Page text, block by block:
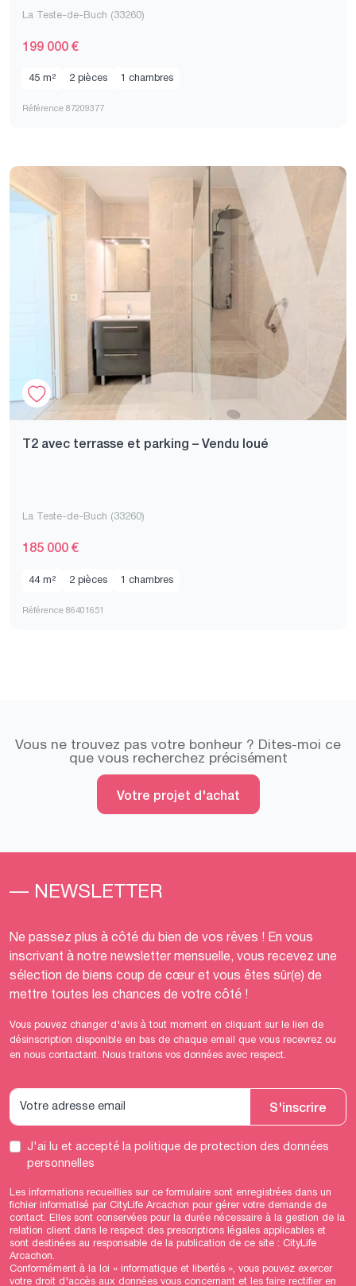
La Teste-de-Buch (33260)
199 000 €
45 m² 2 pièces 1 chambres
Référence 87209377
T2 avec terrasse et parking – Vendu loué
La Teste-de-Buch (33260)
185 000 €
44 m² 2 pièces 1 chambres
Référence 86401651
Vous ne trouvez pas votre bonheur ? Dites-moi ce
que vous recherchez précisément
Votre projet d'achat
— NEWSLETTER
Ne passez plus à côté du bien de vos rêves ! En vous
inscrivant à notre newsletter mensuelle, vous recevez une
sélection de biens coup de cœur et vous êtes sûr(e) de
mettre toutes les chances de votre côté !
Vous pouvez changer d'avis à tout moment en cliquant sur le lien de
désinscription disponible en bas de chaque email que vous recevrez ou
en nous contactant. Nous traitons vos données avec respect.
S'inscrire
J'ai lu et acceptéla politique de protection des données
personnelles
Les informations recueillies sur ce formulaire sont enregistrées dans un
fichier informatisé par CityLife Arcachon pour gérer votre demande de
contact. Elles sont conservées pour la durée nécessaire à la gestion de la
relation client dans le respect des prescriptions légales applicables et
sont destinées au responsable de la publication de ce site : CityLife
Arcachon.
Conformément à la loi « informatique et libertés », vous pouvez exercer
votre droit d'accès aux données vous concernant et les faire rectifier en